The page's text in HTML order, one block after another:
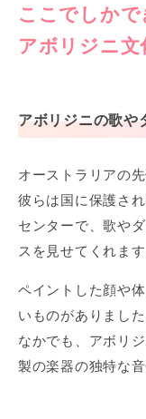
ここでしか
アボリジニ
アボリジニの歌や
オーストラリアの
彼らは国に保護さ
センターで、歌や
スを見せてくれます
ペイントした顔や
いものがありました
なかでも、アボリ
製の楽器の独特な